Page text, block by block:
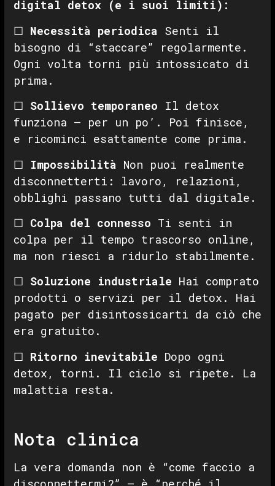
digital detox (e i suoi limiti):
☐ Necessità periodica Senti il
bisogno di “staccare” regolarmente.
Ogni volta torni più intossicato di
prima.
☐ Sollievo temporaneo Il detox
funziona — per un po’. Poi finisce,
e ricominci esattamente come prima.
☐ Impossibilità Non puoi realmente
disconnetterti: lavoro, relazioni,
obblighi passano tutti dal digitale.
☐ Colpa del connesso Ti senti in
colpa per il tempo trascorso online,
ma non riesci a ridurlo stabilmente.
☐ Soluzione industriale Hai comprato
prodotti o servizi per il detox. Hai
pagato per disintossicarti da ciò che
era gratuito.
☐ Ritorno inevitabile Dopo ogni
detox, torni. Il ciclo si ripete. La
malattia resta.
Nota clinica
La vera domanda non è “come faccio a